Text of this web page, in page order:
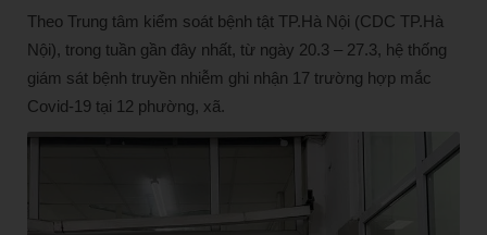
Theo Trung tâm kiểm soát bệnh tật TP.Hà Nội (CDC TP.Hà
Nội), trong tuần gần đây nhất, từ ngày 20.3 – 27.3, hệ thống
giám sát bệnh truyền nhiễm ghi nhận 17 trường hợp mắc
Covid-19 tại 12 phường, xã.